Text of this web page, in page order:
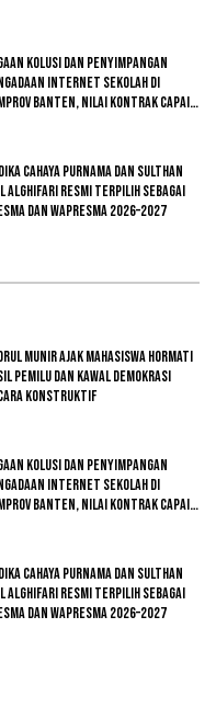
Kolusi dan Penyimpangan
Internet Sekolah di
Banten, Nilai Kontrak Capai
Cahaya Purnama dan Sulthan
Alghifari Resmi Terpilih sebagai
dan Wapresma 2026–2027
Munir Ajak Mahasiswa Hormati
Pemilu dan Kawal Demokrasi
Konstruktif
Kolusi dan Penyimpangan
Internet Sekolah di
Banten, Nilai Kontrak Capai
Cahaya Purnama dan Sulthan
Alghifari Resmi Terpilih sebagai
dan Wapresma 2026–2027